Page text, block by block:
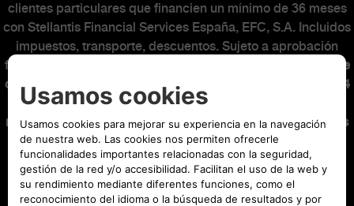
clientes particulares que financien un mínimo de 36 meses
con Stellantis Financial Services España, EFC, S.A. Incluidos
impuestos, transporte, descuentos. Sujeto a aprobación
financiera.
Entrada: 3.031,63€. Mensualidad de 449€ que se
componen de una cuota financiera para una duración de 34
meses de 416,89€ y de un seguro de crédito de 32,11€ al
mes. La cuota financiera de 4.500€ será abonada en el mes
12. Última cuota: 22.480,80€. Capital financiado con
comisión de apertura: 35.601,20€. Comisión de apertura
(3,95%): 1.352,81€. Intereses: 5.553,86€. Coste total del
crédito: 6.906,67€. Importe total adeudado: 41.155,06€.